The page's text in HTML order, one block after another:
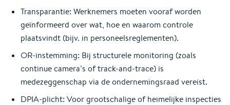
Transparantie: Werknemers moeten vooraf worden
geïnformeerd over wat, hoe en waarom controle
plaatsvindt (bijv. in personeelsreglementen).
OR-instemming: Bij structurele monitoring (zoals
continue camera’s of track-and-trace) is
medezeggenschap via de ondernemingsraad vereist.
DPIA-plicht: Voor grootschalige of heimelijke inspecties